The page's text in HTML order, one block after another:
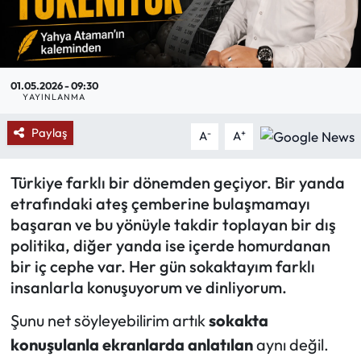
01.05.2026 - 09:30
YAYINLANMA
Paylaş A- A+
Türkiye farklı bir dönemden geçiyor. Bir yanda
etrafındaki ateş çemberine bulaşmamayı
başaran ve bu yönüyle takdir toplayan bir dış
politika, diğer yanda ise içerde homurdanan
bir iç cephe var. Her gün sokaktayım farklı
insanlarla konuşuyorum ve dinliyorum.
Şunu net söyleyebilirim artıksokakta
konuşulanla ekranlarda anlatılanaynı değil.
Mektup Galeri
Röportaj
Karikatür Galeri
BIK
ASTROLOJİ
Spor Yazıları
Mektup Galeri